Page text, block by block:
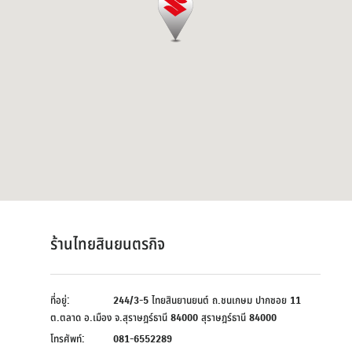
ร้านไทยสินยนตรกิจ
ที่อยู่:
244/3-5 ไทยสินยานยนต์ ถ.ชนเกษม ปากซอย 11
ต.ตลาด อ.เมือง จ.สุราษฎร์ธานี 84000 สุราษฎร์ธานี 84000
โทรศัพท์:
081-6552289